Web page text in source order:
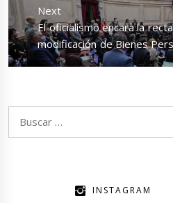
Next
Next
post:
El oficialismo encara la
modificación de Bienes
INSTAGRAM